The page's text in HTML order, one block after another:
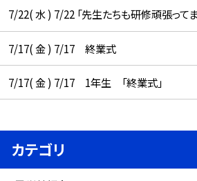
7/22( 水 ) 7/22 「先生たちも研修頑張ってま
7/17( 金 ) 7/17 終業式
7/17( 金 ) 7/17 1年生 「終業式」
カテゴリ